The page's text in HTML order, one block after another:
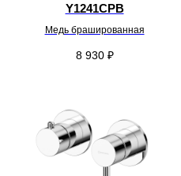
Y1241CPB
Медь брашированная
8 930 ₽